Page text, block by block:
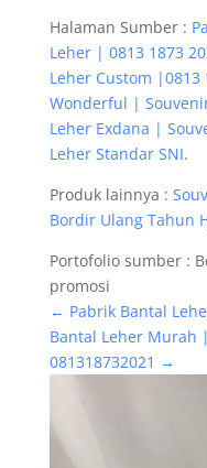
Halaman Sumber :
Leher | 0813 1873
Leher Custom |0813
Wonderful |
Leher Exdana |
Leher Standar SNI.
Produk lainnya :
Bordir Ulang Tahun
Portofolio sumber :
promosi
← Pabrik Bantal
Bantal Leher Murah
081318732021 →